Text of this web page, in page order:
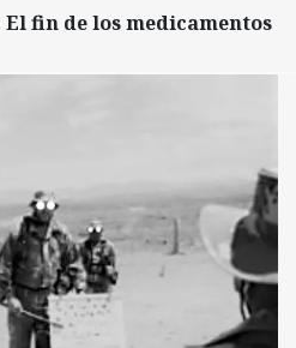
El fin de los medicamentos